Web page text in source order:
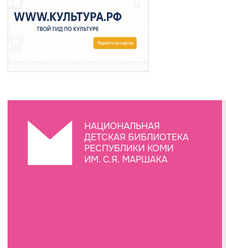
НАЦИОНАЛЬНАЯ
ДЕТСКАЯ БИБЛИОТЕКА
РЕСПУБЛИКИ КОМИ
ИМ. С.Я. МАРШАКА